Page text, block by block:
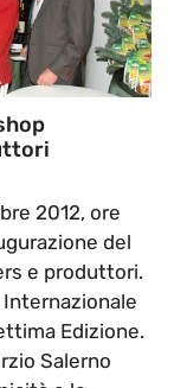
2012, ore
del
e produttori.
Internazionale
Edizione.
Salerno